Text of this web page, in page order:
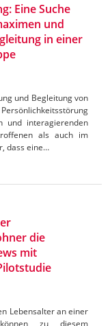
Eine Suche
und
in einer
und Begleitung von
und interagierenden
als auch im
dass eine…
die
mit
Lebensalter an einer
zu diesem